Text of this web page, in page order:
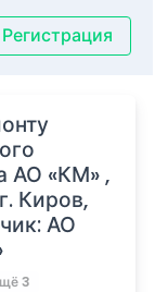
Регистрация
АО «КМ» ,
Киров,
АО
3